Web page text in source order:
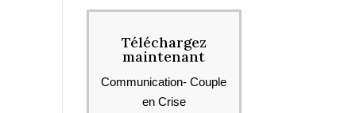
Téléchargez
maintenant
Communication- Couple
en Crise